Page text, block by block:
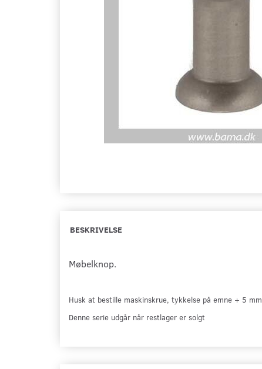
BESKRIVELSE
Møbelknop.
Husk at bestille maskinskrue, tykkelse på emne + 5 mm
Denne serie udgår når restlager er solgt